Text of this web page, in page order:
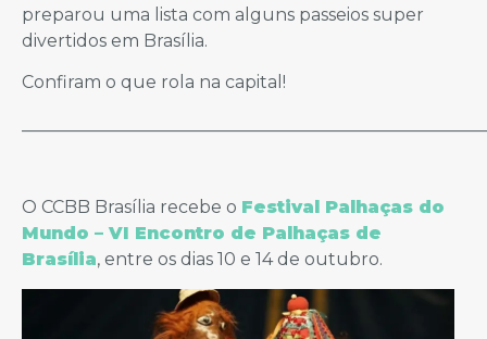
preparou uma lista com alguns passeios super
divertidos em Brasília.
Confiram o que rola na capital!
O CCBB Brasília recebe o Festival Palhaças do
Mundo – VI Encontro de Palhaças de
Brasília, entre os dias 10 e 14 de outubro.